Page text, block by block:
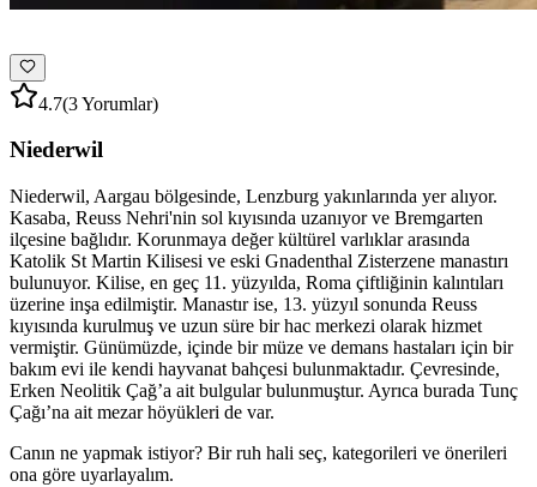
4.7(3 Yorumlar)
Niederwil
Niederwil, Aargau bölgesinde, Lenzburg yakınlarında yer alıyor.
Kasaba, Reuss Nehri'nin sol kıyısında uzanıyor ve Bremgarten
ilçesine bağlıdır. Korunmaya değer kültürel varlıklar arasında
Katolik St Martin Kilisesi ve eski Gnadenthal Zisterzene manastırı
bulunuyor. Kilise, en geç 11. yüzyılda, Roma çiftliğinin kalıntıları
üzerine inşa edilmiştir. Manastır ise, 13. yüzyıl sonunda Reuss
kıyısında kurulmuş ve uzun süre bir hac merkezi olarak hizmet
vermiştir. Günümüzde, içinde bir müze ve demans hastaları için bir
bakım evi ile kendi hayvanat bahçesi bulunmaktadır. Çevresinde,
Erken Neolitik Çağ’a ait bulgular bulunmuştur. Ayrıca burada Tunç
Çağı’na ait mezar höyükleri de var.
Canın ne yapmak istiyor? Bir ruh hali seç, kategorileri ve önerileri
ona göre uyarlayalım.